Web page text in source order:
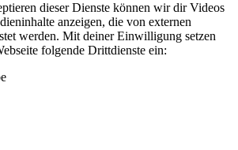
dieser Dienste können wir dir Videos
anzeigen, die von externen
werden. Mit deiner Einwilligung setzen
folgende Drittdienste ein: